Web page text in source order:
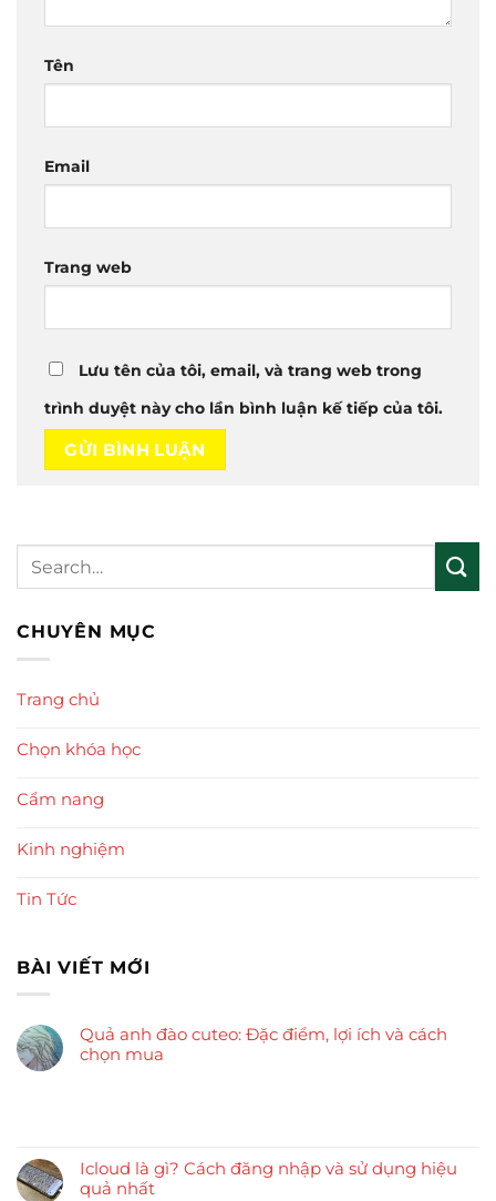
Tên
Email
Trang web
Lưu tên của tôi, email, và trang web trong
trình duyệt này cho lần bình luận kế tiếp của tôi.
CHUYÊN MỤC
Trang chủ
Chọn khóa học
Cẩm nang
Kinh nghiệm
Tin Tức
BÀI VIẾT MỚI
Quả anh đào cuteo: Đặc điểm, lợi ích và cách
chọn mua
Icloud là gì? Cách đăng nhập và sử dụng hiệu
quả nhất